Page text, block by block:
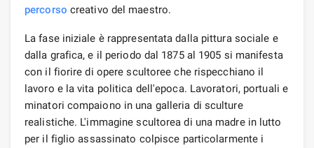
percorso creativo del maestro.
La fase iniziale è rappresentata dalla pittura sociale e
dalla grafica, e il periodo dal 1875 al 1905 si manifesta
con il fiorire di opere scultoree che rispecchiano il
lavoro e la vita politica dell'epoca. Lavoratori, portuali e
minatori compaiono in una galleria di sculture
realistiche. L'immagine scultorea di una madre in lutto
per il figlio assassinato colpisce particolarmente i